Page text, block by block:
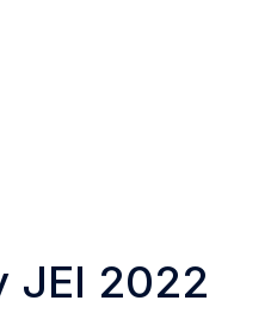
JEI 2022